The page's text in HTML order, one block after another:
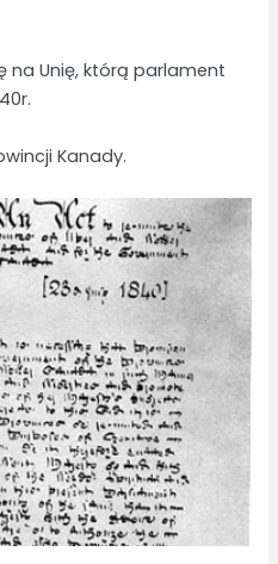
na Unię, którą parlament
Kanady.